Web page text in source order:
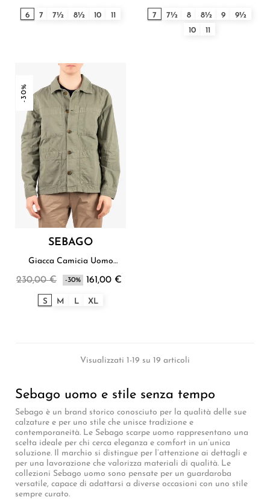
6 7 7½ 8½ 10 11 7 7½ 8 8½ 9
9½
10
11
-30%
SEBAGO
Giacca Camicia Uomo
230,00 € -30% 161,00 €
S M L XL
Visualizzati 1-19 su 19 articoli
Sebago uomo e stile senza tempo
Sebago è un brand storico conosciuto per la qualità delle sue
calzature e per uno stile che unisce tradizione e
contemporaneità. Le Sebago scarpe uomo rappresentano una
scelta ideale per chi cerca eleganza e comfort in un’unica
soluzione. Il marchio si distingue per l’attenzione ai dettagli e
per una lavorazione che valorizza materiali di qualità. Le
collezioni Sebago uomo sono pensate per un guardaroba
versatile, capace di adattarsi a diverse occasioni con uno stile
sempre curato.